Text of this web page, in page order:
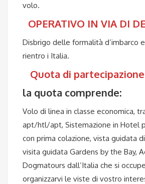
volo.
OPERATIVO IN VIA DI
Disbrigo delle formalità d’imbarco
rientro i Italia.
Quota di
la quota comprende:
Volo di linea in classe economica,
apt/htl/apt, Sistemazione in Hotel
con prima colazione, vista guidata
visita guidata Gardens by the Bay,
Dogmatours dall’Italia che si
organizzarvi le viste di vostro